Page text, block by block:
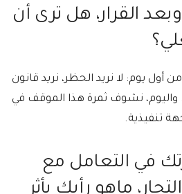
القرار، هل ترى أن
أول يوم: لا نريد الحظر، نريد قانون
نشوف ثمرة هذا الموقف في
تنفيذية.
في التعامل مع
ماهو رأيك بأثر